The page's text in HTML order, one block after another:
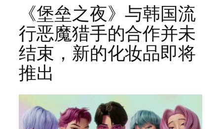
《堡垒之夜》与韩国流
行恶魔猎手的合作并未
结束，新的化妆品即将
推出